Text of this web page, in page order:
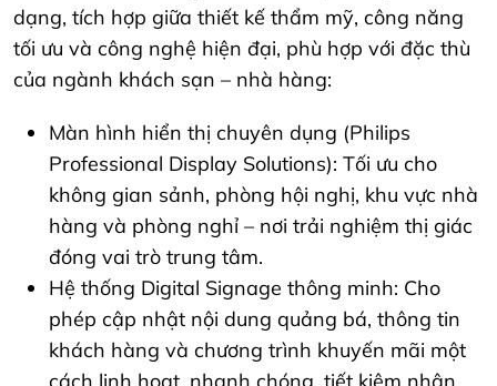
dạng, tích hợp giữa thiết kế thẩm mỹ, công năng
tối ưu và công nghệ hiện đại, phù hợp với đặc thù
của ngành khách sạn – nhà hàng:
Màn hình hiển thị chuyên dụng (Philips
Professional Display Solutions): Tối ưu cho
không gian sảnh, phòng hội nghị, khu vực nhà
hàng và phòng nghỉ – nơi trải nghiệm thị giác
đóng vai trò trung tâm.
Hệ thống Digital Signage thông minh: Cho
phép cập nhật nội dung quảng bá, thông tin
khách hàng và chương trình khuyến mãi một
cách linh hoạt, nhanh chóng, tiết kiệm nhân